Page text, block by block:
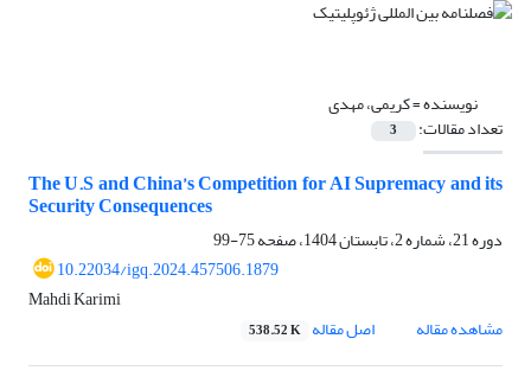
نویسنده =کریمی، مهدی
تعداد مقالات: 3
The U.S and China’s Competition for AI Supremacy and its
Security Consequences
دوره 21، شماره 2، تابستان 1404، صفحه
75-99
10.22034/igq.2024.457506.1879
Mahdi Karimi
مشاهده مقاله
اصل مقاله 538.52 K